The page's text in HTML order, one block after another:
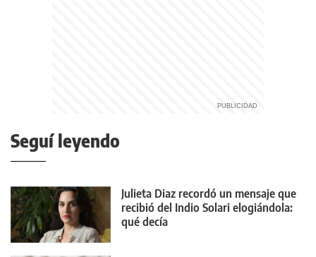
Seguí leyendo
Julieta Diaz recordó un mensaje que
recibió del Indio Solari elogiándola:
qué decía